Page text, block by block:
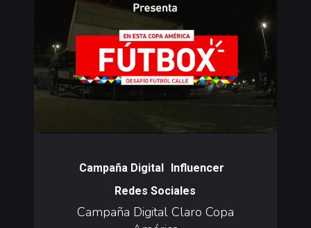
Copa
América
Digital
Claro
Copa
Campaña Digital Influencer
Redes Sociales
Campaña Digital Claro Copa